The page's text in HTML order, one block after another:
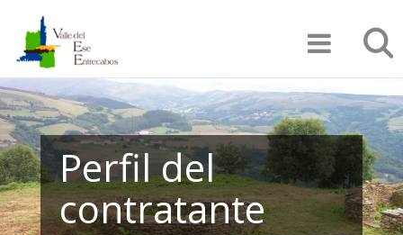
contenido
principal
Perfil del
contratante